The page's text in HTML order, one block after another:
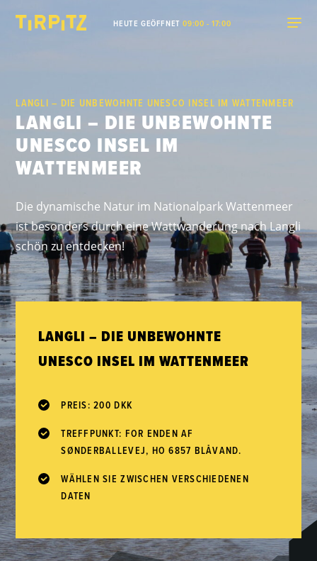
HEUTE GEÖFFNET09:00 - 17:00
LANGLI – DIE UNBEWOHNTE UNESCO INSEL IM WATTENMEER
LANGLI – DIE UNBEWOHNTE
UNESCO INSEL IM
WATTENMEER
Die dynamische Natur im Nationalpark Wattenmeer
ist besonders durch eine Wattwanderung nach Langli
schön zu entdecken!
LANGLI – DIE UNBEWOHNTE
UNESCO INSEL IM WATTENMEER
PREIS: 200 DKK
TREFFPUNKT: FOR ENDEN AF
SØNDERBALLEVEJ, HO 6857 BLÅVAND.
WÄHLEN SIE ZWISCHEN VERSCHIEDENEN
DATEN